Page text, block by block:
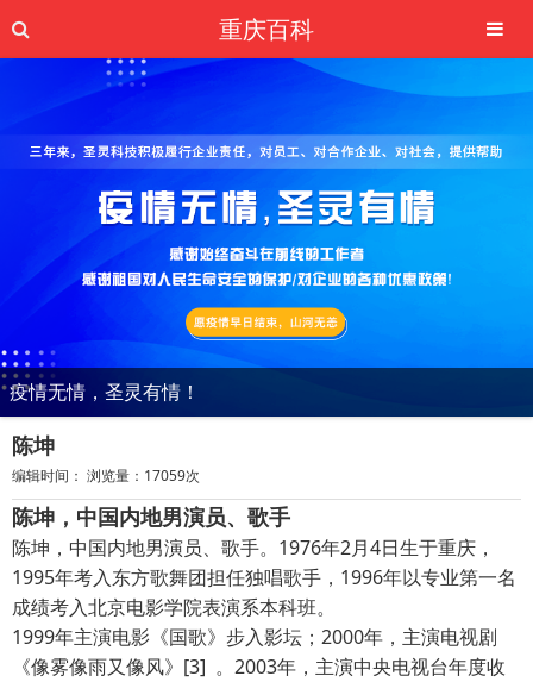
重庆百科
疫情无情，圣灵有情！
陈坤
编辑时间： 浏览量：17059次
陈坤，中国内地男演员、歌手
陈坤，中国内地男演员、歌手。1976年2月4日生于重庆，
1995年考入东方歌舞团担任独唱歌手，1996年以专业第一名
成绩考入北京电影学院表演系本科班。
1999年主演电影《国歌》步入影坛；2000年，主演电视剧
《像雾像雨又像风》[3] 。2003年，主演中央电视台年度收